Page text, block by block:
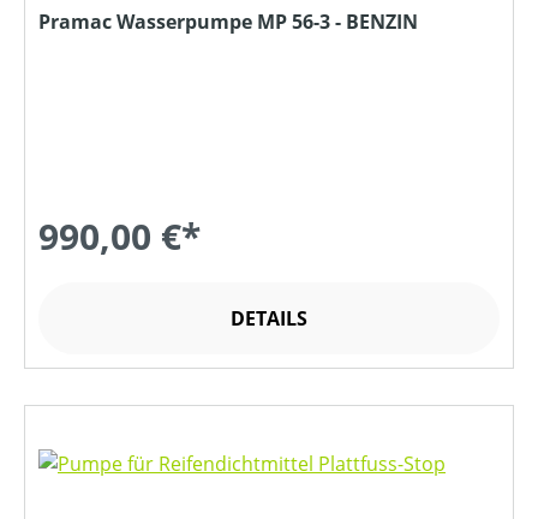
Pramac Wasserpumpe MP 56-3 - BENZIN
990,00 €*
DETAILS